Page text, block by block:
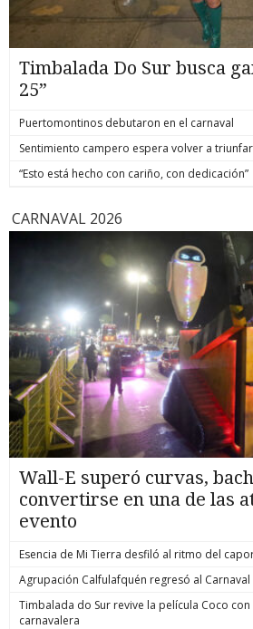
Timbalada Do Sur busca
25”
Puertomontinos debutaron en el carnaval
Sentimiento campero espera volver a triunfar
“Esto está hecho con cariño, con dedicación”
CARNAVAL 2026
Wall-E superó curvas,
convertirse en una de las
evento
Esencia de Mi Tierra desfiló al ritmo del
Agrupación Calfulafquén regresó al
Timbalada do Sur revive la película Coco
carnavalera